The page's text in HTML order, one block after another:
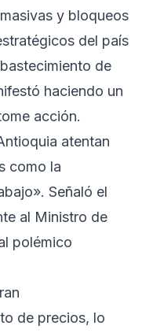
y bloqueos
del país
de
haciendo un
acción.
atentan
como la
Señaló el
al Ministro de
polémico
de precios, lo